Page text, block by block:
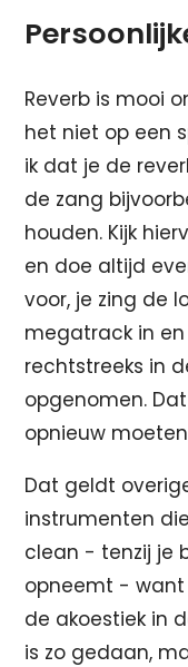
Reverb is mooi
het niet op een
ik dat je de
de zang
houden. Kijk
en doe altijd
voor, je zing de
megatrack in
rechtstreeks in
opgenomen.
opnieuw
Dat geldt
instrumenten
clean - tenzij je
opneemt -
de akoestiek in
is zo gedaan,